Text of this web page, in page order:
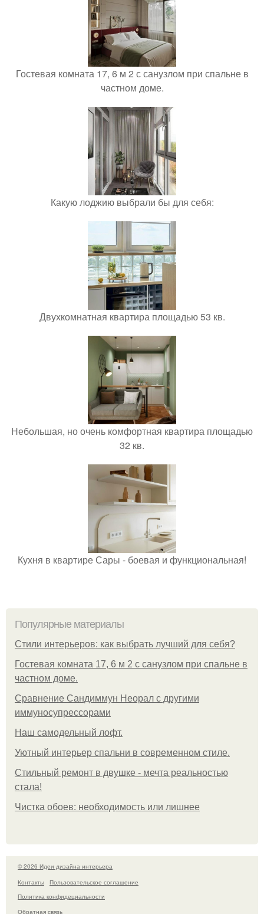
Гостевая комната 17, 6 м 2 с санузлом при спальне в
частном доме.
Какую лоджию выбрали бы для себя:
Двухкомнатная квартира площадью 53 кв.
Небольшая, но очень комфортная квартира площадью
32 кв.
Кухня в квартире Сары - боевая и функциональная!
Популярные материалы
Стили интерьеров: как выбрать лучший для себя?
Гостевая комната 17, 6 м 2 с санузлом при спальне в
частном доме.
Сравнение Сандиммун Неорал с другими
иммуносупрессорами
Наш самодельный лофт.
Уютный интерьер спальни в современном стиле.
Стильный ремонт в двушке - мечта реальностью
стала!
Чистка обоев: необходимость или лишнее
© 2026 Идеи дизайна интерьера
Контакты
Пользовательское соглашение
Политика конфидециальности
Обратная связь